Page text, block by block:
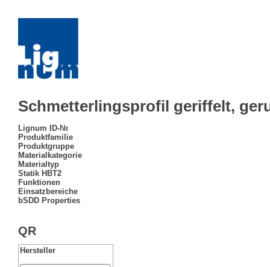
Schmetterlingsprofil geriffelt,
Lignum ID-№
Produktfamilie
Produktgruppe
Materialkategorie
Materialtyp
Statik HBT2
Funktionen
Einsatzbereiche
bSDD Properties
QR
Hersteller